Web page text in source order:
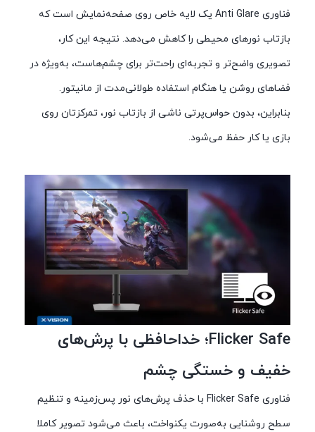
فناوری Anti Glare یک لایه خاص روی صفحه‌نمایش است که
بازتاب نورهای محیطی را کاهش می‌دهد. نتیجه این کار،
تصویری واضح‌تر و تجربه‌ای راحت‌تر برای چشم‌هاست، به‌ویژه در
فضاهای روشن یا هنگام استفاده طولانی‌مدت از مانیتور.
بنابراین، بدون حواس‌پرتی ناشی از بازتاب نور، تمرکزتان روی
بازی یا کار حفظ می‌شود.
Flicker Safe؛ خداحافظی با پرش‌های
خفیف و خستگی چشم
فناوری Flicker Safe با حذف پرش‌های نور پس‌زمینه و تنظیم
سطح روشنایی به‌صورت یکنواخت، باعث می‌شود تصویر کاملا